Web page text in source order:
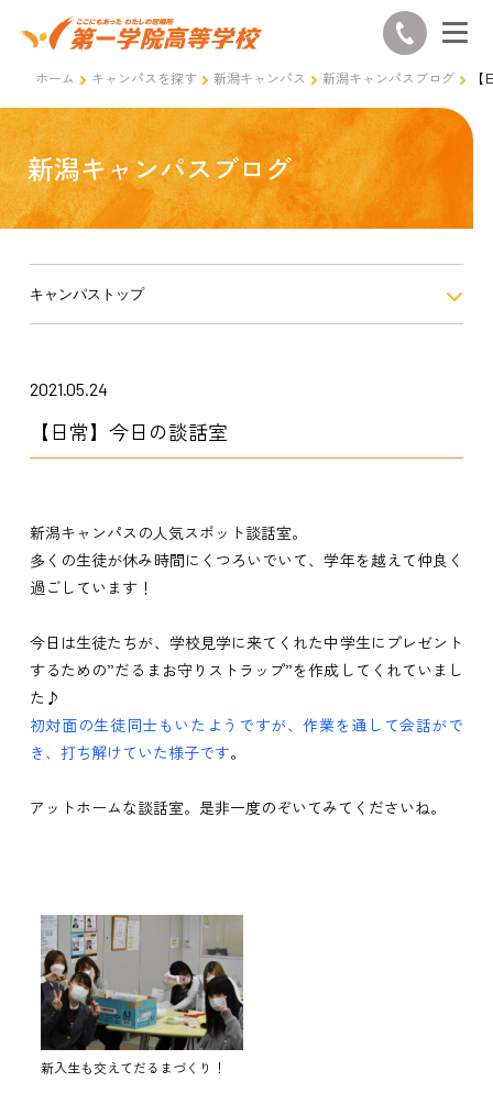
ホーム キャンパスを探す 新潟キャンパス 新潟キャンパスブログ
新潟キャンパスブログ
キャンパストップ
2021.05.24
【日常】今日の談話室
新潟キャンパスの人気スポット談話室。
多くの生徒が休み時間にくつろいでいて、学年を越えて仲良く
過ごしています！
今日は生徒たちが、学校見学に来てくれた中学生にプレゼント
するための”だるまお守りストラップ”を作成してくれていまし
た♪
初対面の生徒同士もいたようですが、作業を通して会話がで
き、打ち解けていた様子です。
アットホームな談話室。是非一度のぞいてみてくださいね。
新入生も交えてだるまづくり！